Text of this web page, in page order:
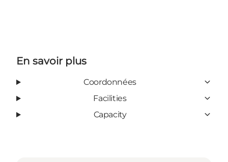
En savoir plus
Coordonnées
Facilities
Capacity